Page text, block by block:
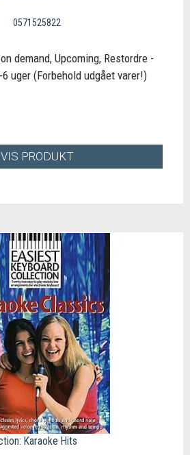
0571525822
demand, Upcoming, Restordre -
uger (Forbehold udgået varer!)
VIS PRODUKT
Karaoke Hits